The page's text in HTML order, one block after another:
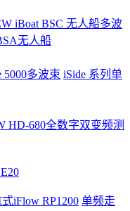
iBoat BSC 无人船多波
无人船
5000多波束 iSide 系列单
HD-680全数字双变频测
iFlow RP1200 单频走